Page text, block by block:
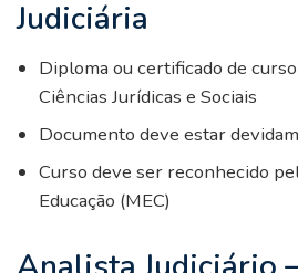
Judiciária
Diploma ou certificado de
Ciências Jurídicas e Sociais
Documento deve estar
Curso deve ser reconhecido
Educação (MEC)